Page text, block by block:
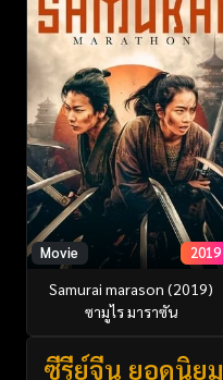
Movie 2019
Samurai marason (2019)
ซามูไร มาราซัน
ซีรี่ย์จีน ยอดนิยม